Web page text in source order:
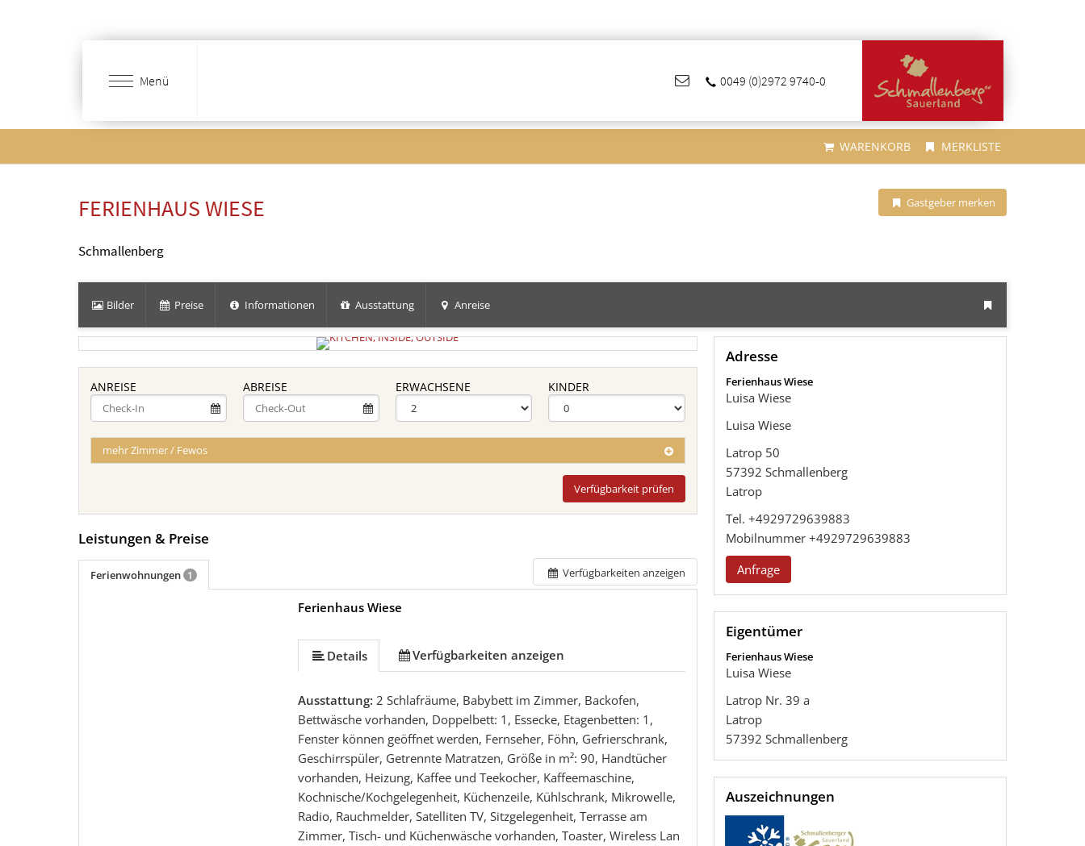
Menü 0049 (0)2972 9740-0
WARENKORB MERKLISTE
FERIENHAUS WIESE Gastgeber merken
Schmallenberg
Bilder Preise Informationen Ausstattung Anreise
ANREISE ABREISE ERWACHSENE KINDER
mehr Zimmer / Fewos
Verfügbarkeit prüfen
Verfügbarkeiten anzeigen
Leistungen & Preise
Ferienwohnungen 1
Ferienhaus Wiese
Details Verfügbarkeiten anzeigen
Ausstattung:2 Schlafräume, Babybett im Zimmer, Backofen,
Bettwäsche vorhanden, Doppelbett: 1, Essecke, Etagenbetten: 1,
Fenster können geöffnet werden, Fernseher, Föhn, Gefrierschrank,
Geschirrspüler, Getrennte Matratzen, Größe in m²: 90, Handtücher
vorhanden, Heizung, Kaffee und Teekocher, Kaffeemaschine,
Kochnische/Kochgelegenheit, Küchenzeile, Kühlschrank, Mikrowelle,
Radio, Rauchmelder, Satelliten TV, Sitzgelegenheit, Terrasse am
Zimmer, Tisch- und Küchenwäsche vorhanden, Toaster, Wireless Lan
Adresse
Ferienhaus Wiese
Luisa Wiese
Luisa Wiese
Latrop 50
57392 Schmallenberg
Latrop
Tel. +4929729639883
Mobilnummer +4929729639883
Anfrage
Eigentümer
Ferienhaus Wiese
Luisa Wiese
Latrop Nr. 39 a
Latrop
57392 Schmallenberg
Auszeichnungen